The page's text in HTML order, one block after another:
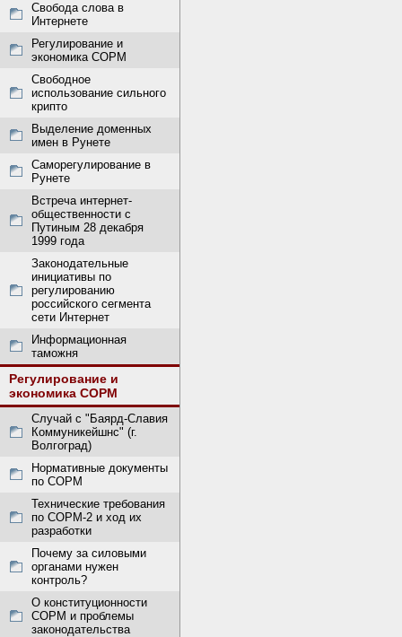
Свобода слова в
Интернете
Регулирование и
экономика СОРМ
Свободное
использование сильного
крипто
Выделение доменных
имен в Рунете
Саморегулирование в
Рунете
Встреча интернет-
общественности с
Путиным 28 декабря
1999 года
Законодательные
инициативы по
регулированию
российского сегмента
сети Интернет
Информационная
таможня
Регулирование и
экономика СОРМ
Случай с "Баярд-Славия
Коммуникейшнс" (г.
Волгоград)
Нормативные документы
по СОРМ
Технические требования
по СОРМ-2 и ход их
разработки
Почему за силовыми
органами нужен
контроль?
О конституционности
СОРМ и проблемы
законодательства